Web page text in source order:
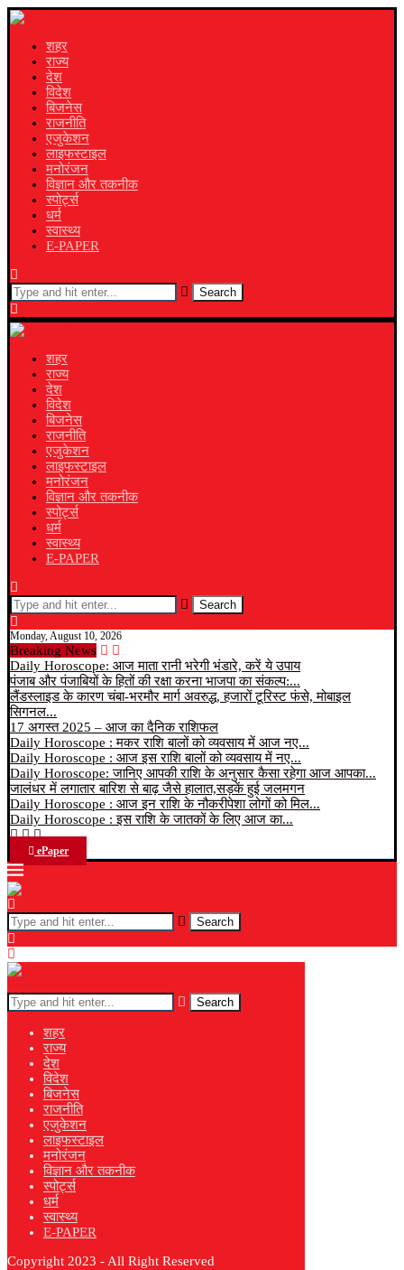
शहर
राज्य
देश
विदेश
बिजनेस
राजनीति
एजुकेशन
लाइफस्टाइल
मनोरंजन
विज्ञान और तकनीक
स्पोर्ट्स
धर्म
स्वास्थ्य
E-PAPER
Search
शहर
राज्य
देश
विदेश
बिजनेस
राजनीति
एजुकेशन
लाइफस्टाइल
मनोरंजन
विज्ञान और तकनीक
स्पोर्ट्स
धर्म
स्वास्थ्य
E-PAPER
Search
Monday, August 10, 2026
Breaking News
Daily Horoscope: आज माता रानी भरेगी भंडारे, करें ये उपाय
पंजाब और पंजाबियों के हितों की रक्षा करना भाजपा का संकल्प:...
लैंडस्लाइड के कारण चंबा-भरमौर मार्ग अवरुद्ध, हजारों टूरिस्ट फंसे, मोबाइल
सिगनल...
17 अगस्त 2025 – आज का दैनिक राशिफल
Daily Horoscope : मकर राशि बालों को व्यवसाय में आज नए...
Daily Horoscope : आज इस राशि बालों को व्यवसाय में नए...
Daily Horoscope: जानिए आपकी राशि के अनुसार कैसा रहेगा आज आपका...
जालंधर में लगातार बारिश से बाढ़ जैसे हालात,सड़कें हुई जलमगन
Daily Horoscope : आज इन राशि के नौकरीपेशा लोगों को मिल...
Daily Horoscope : इस राशि के जातकों के लिए आज का...
ePaper
Search
Search
शहर
राज्य
देश
विदेश
बिजनेस
राजनीति
एजुकेशन
लाइफस्टाइल
मनोरंजन
विज्ञान और तकनीक
स्पोर्ट्स
धर्म
स्वास्थ्य
E-PAPER
Copyright 2023 - All Right Reserved